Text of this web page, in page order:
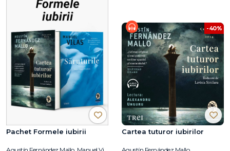
Pachet Formele iubirii
-40%
Cartea tuturor iubirilor